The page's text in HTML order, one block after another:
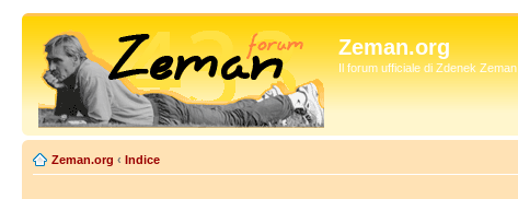
Zeman.org
Il forum ufficiale di Zdenek Zeman
Zeman.org ‹ Indice